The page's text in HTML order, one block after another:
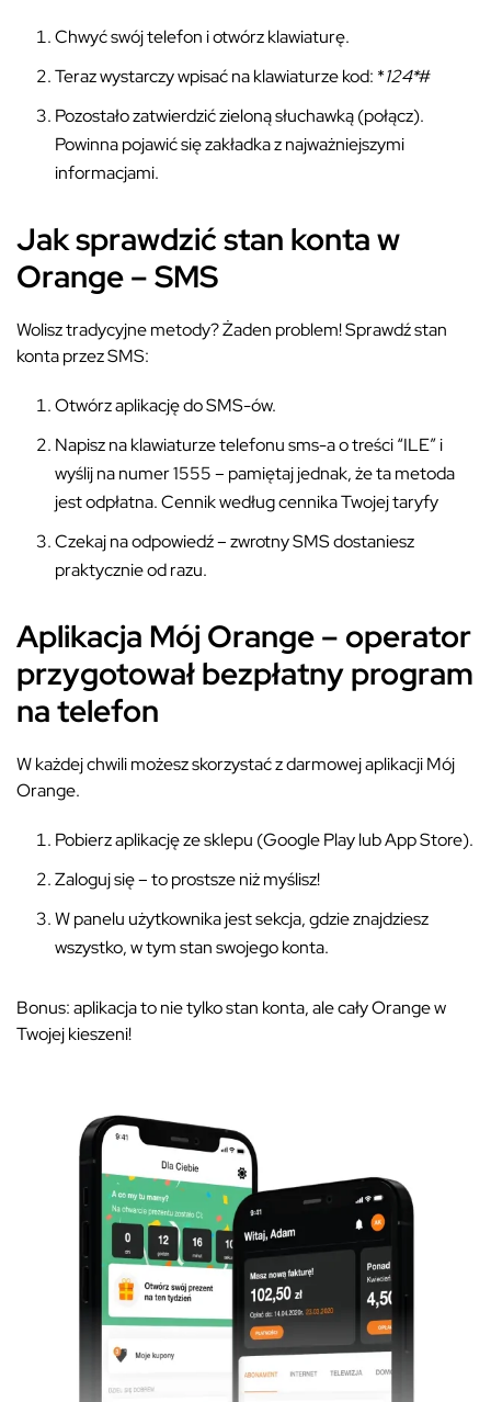
Chwyć swój telefon i otwórz klawiaturę.
Teraz wystarczy wpisać na klawiaturze kod: *124*#
Pozostało zatwierdzić zieloną słuchawką (połącz).
Powinna pojawić się zakładka z najważniejszymi
informacjami.
Jak sprawdzić stan konta w
Orange – SMS
Wolisz tradycyjne metody? Żaden problem! Sprawdź stan
konta przez SMS:
Otwórz aplikację do SMS-ów.
Napisz na klawiaturze telefonu sms-a o treści “ILE” i
wyślij na numer 1555 – pamiętaj jednak, że ta metoda
jest odpłatna. Cennik według cennika Twojej taryfy
Czekaj na odpowiedź – zwrotny SMS dostaniesz
praktycznie od razu.
Aplikacja Mój Orange – operator
przygotował bezpłatny program
na telefon
W każdej chwili możesz skorzystać z darmowej aplikacji Mój
Orange.
Pobierz aplikację ze sklepu (Google Play lub App Store).
Zaloguj się – to prostsze niż myślisz!
W panelu użytkownika jest sekcja, gdzie znajdziesz
wszystko, w tym stan swojego konta.
Bonus: aplikacja to nie tylko stan konta, ale cały Orange w
Twojej kieszeni!